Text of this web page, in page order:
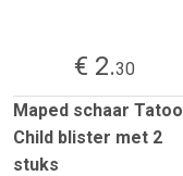
€ 2.30
Maped schaar Tatoo
Child blister met 2
stuks